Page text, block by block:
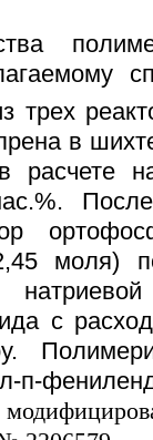
трех
в
расчете
После
моля)
с
п-